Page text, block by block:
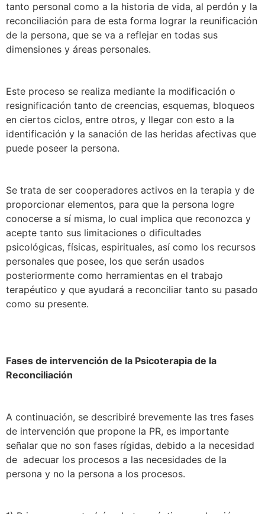
tanto personal como a la historia de vida, al perdón y la
reconciliación para de esta forma lograr la reunificación
de la persona, que se va a reflejar en todas sus
dimensiones y áreas personales.
Este proceso se realiza mediante la modificación o
resignificación tanto de creencias, esquemas, bloqueos
en ciertos ciclos, entre otros, y llegar con esto a la
identificación y la sanación de las heridas afectivas que
puede poseer la persona.
Se trata de ser cooperadores activos en la terapia y de
proporcionar elementos, para que la persona logre
conocerse a sí misma, lo cual implica que reconozca y
acepte tanto sus limitaciones o dificultades
psicológicas, físicas, espirituales, así como los recursos
personales que posee, los que serán usados
posteriormente como herramientas en el trabajo
terapéutico y que ayudará a reconciliar tanto su pasado
como su presente.
Fases de intervención de la Psicoterapia de la
Reconciliación
A continuación, se describiré brevemente las tres fases
de intervención que propone la PR, es importante
señalar que no son fases rígidas, debido a la necesidad
de adecuar los procesos a las necesidades de la
persona y no la persona a los procesos.